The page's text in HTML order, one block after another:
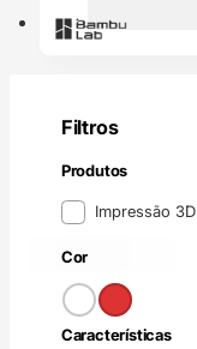
Filtros
Produtos
ProdutosImpressão 3D
Cor
Cor
BrancoVermelho
Características